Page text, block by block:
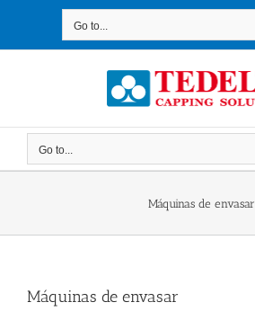
Go to...
Go to...
Máquinas de envasar
Máquinas de envasar